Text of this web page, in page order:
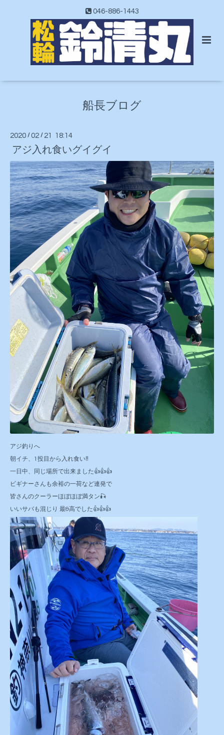
046-886-1443
船長ブログ
2020 / 02 / 21 18:14
アジ入れ食いグイグイ
アジ釣りへ
朝イチ、1投目から入れ食い‼️
一日中、同じ場所で出来ました👍👍👍
ビギナーさんも余裕の一荷など連発で
皆さんのクーラーほぼほぼ満タン🎣
いいサバも混じり 最&高でした👍👍👍